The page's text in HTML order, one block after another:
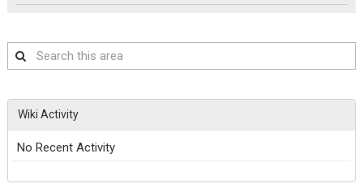
Search
this
Wiki Activity
No Recent Activity